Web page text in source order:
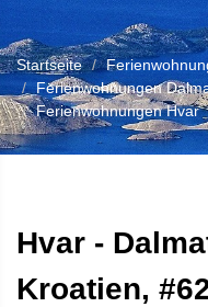
Startseite
Ferienwohnungen
Ferienwohnungen Hvar
Hvar -
Kroatien,